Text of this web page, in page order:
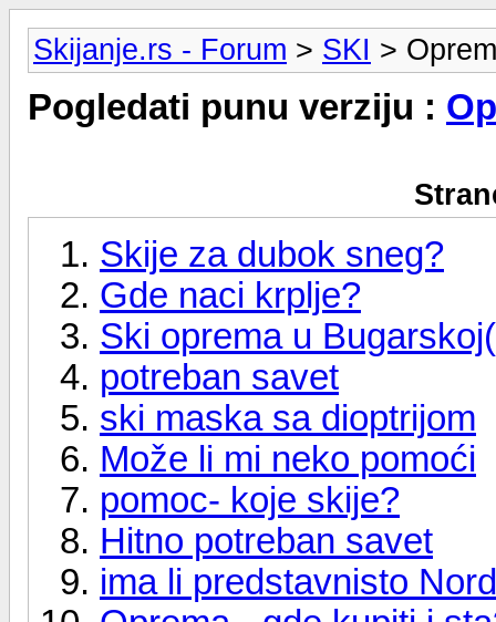
Skijanje.rs - Forum > SKI >
Pogledati punu verziju :
Skije za dubok sneg?
Gde naci krplje?
Ski oprema u
potreban savet
ski maska sa dioptrijom
Može li mi neko pomoći
pomoc- koje skije?
Hitno potreban savet
ima li predstavnisto